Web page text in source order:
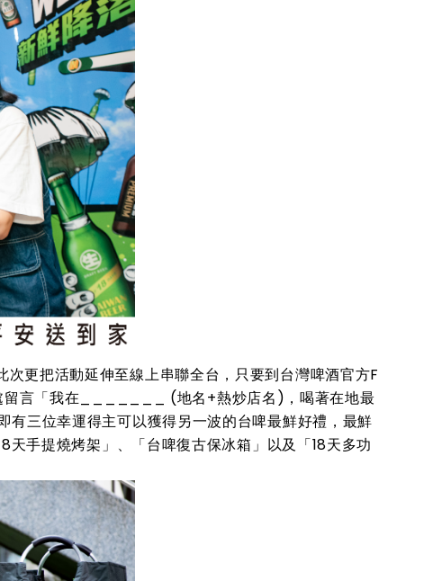
更把活動延伸至線上串聯全台，只要到台灣啤酒官方F
留言「我在_______ (地名+熱炒店名)，喝著在地最
有三位幸運得主可以獲得另一波的台啤最鮮好禮，最鮮
天手提燒烤架」、「台啤復古保冰箱」以及「18天多功